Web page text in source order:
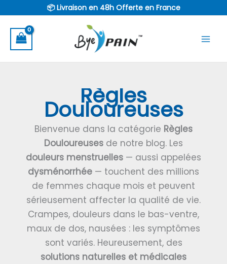
contenu
📦 Livraison en 48h Offerte en France
Règles
Douloureuses
Bienvenue dans la catégorie Règles
Douloureuses de notre blog. Les
douleurs menstruelles — aussi appelées
dysménorrhée — touchent des millions
de femmes chaque mois et peuvent
sérieusement affecter la qualité de vie.
Crampes, douleurs dans le bas-ventre,
maux de dos, nausées : les symptômes
sont variés. Heureusement, des
solutions naturelles et médicales